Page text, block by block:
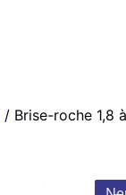
/ Brise-roche 1,8 à